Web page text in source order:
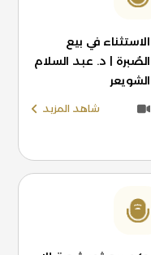
الاستثناء في بيع
الصُبرة | د. عبد السلام
الشويعر
شاهد المزيد